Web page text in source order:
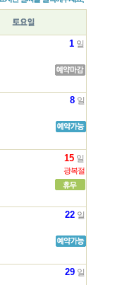
1 일
8 일
15 일
광복절
22 일
29 일